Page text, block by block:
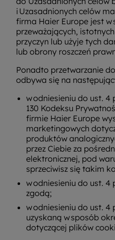
i Uzasadnionych celów
firma Haier Europe jest w
przeważających,
przyczyn lub użyje tych
lub obrony roszczeń
Ponadto przetwarzanie
odbywa się na
w odniesieniu do ust.
130 Kodeksu
firmie Haier Europe
marketingowych
produktów
przez Ciebie za
elektronicznej, pod
sprzeciwisz się takim
w odniesieniu do ust. 4
zgodą;
w odniesieniu do ust. 4
uzyskaną w sposób
dotyczącej plików